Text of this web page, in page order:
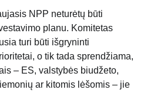
NPP neturėtų būti
planu. Komitetas
turi būti išgryninti
o tik tada sprendžiama,
– ES, valstybės biudžeto,
ar kitomis lėšomis – jie